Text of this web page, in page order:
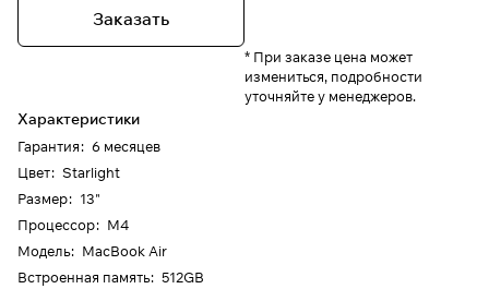
Заказать
Характеристики
Гарантия: 6 месяцев
Цвет: Starlight
Размер: 13"
Процессор: M4
Модель: MacBook Air
Встроенная память: 512GB
* При заказе цена может
измениться, подробности
уточняйте у менеджеров.